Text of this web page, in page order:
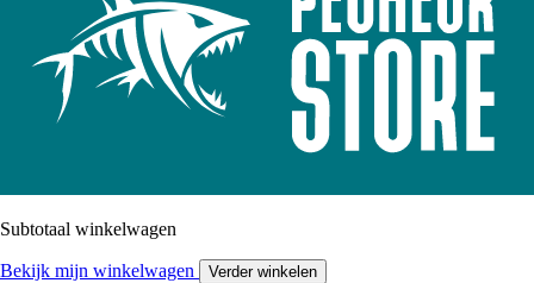
Subtotaal winkelwagen
Bekijk mijn winkelwagen Verder winkelen